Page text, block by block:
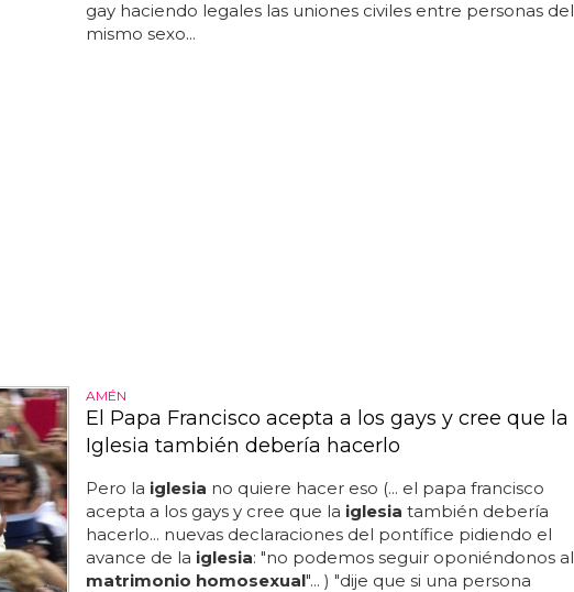
gay haciendo legales las uniones civiles entre personas del
mismo sexo...
AMÉN
El Papa Francisco acepta a los gays y cree que la
Iglesia también debería hacerlo
Pero la iglesia no quiere hacer eso (... el papa francisco
acepta a los gays y cree que la iglesia también debería
hacerlo... nuevas declaraciones del pontífice pidiendo el
avance de la iglesia: "no podemos seguir oponiéndonos al
matrimonio homosexual"... ) "dije que si una persona